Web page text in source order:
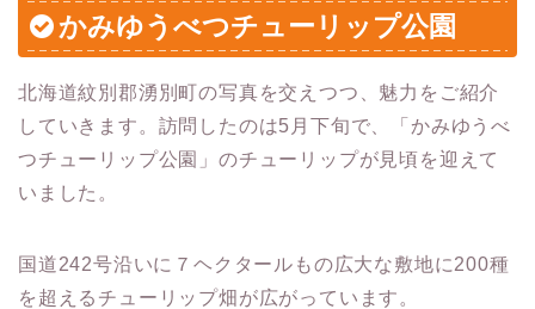
かみゆうべつチューリップ公園
北海道紋別郡湧別町の写真を交えつつ、魅力をご紹介
していきます。訪問したのは5月下旬で、「かみゆうべ
つチューリップ公園」のチューリップが見頃を迎えて
いました。
国道242号沿いに７ヘクタールもの広大な敷地に200種
を超えるチューリップ畑が広がっています。